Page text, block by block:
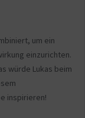
um ein
einzurichten.
würde Lukas beim
inspirieren!